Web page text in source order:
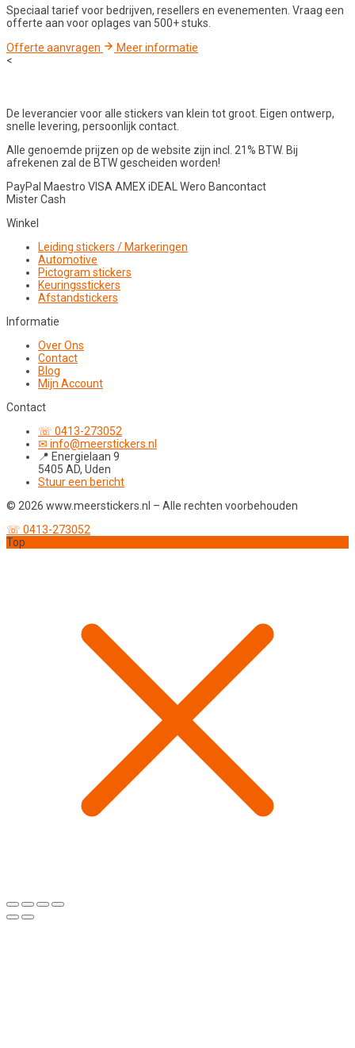
Speciaal tarief voor bedrijven, resellers en evenementen. Vraag een
offerte aan voor oplages van 500+ stuks.
Offerte aanvragen
Meer informatie
<
De leverancier voor alle stickers van klein tot groot. Eigen ontwerp,
snelle levering, persoonlijk contact.
Alle genoemde prijzen op de website zijn incl. 21% BTW. Bij
afrekenen zal de BTW gescheiden worden!
PayPal Maestro VISAAMEXiDEALWero Bancontact
Mister Cash
Winkel
Leiding stickers / Markeringen
Automotive
Pictogram stickers
Keuringsstickers
Afstandstickers
Informatie
Over Ons
Contact
Blog
Mijn Account
Contact
☏ 0413-273052
✉ info@meerstickers.nl
📍 Energielaan 9
5405 AD, Uden
Stuur een bericht
© 2026 www.meerstickers.nl – Alle rechten voorbehouden
☏ 0413-273052
Top